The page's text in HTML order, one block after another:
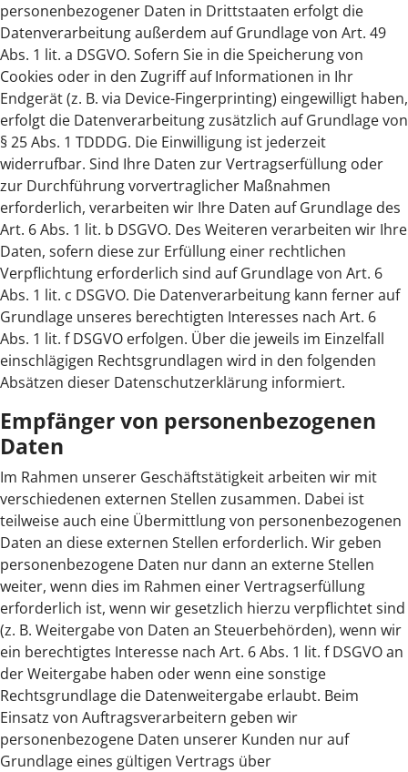
personenbezogener Daten in Drittstaaten erfolgt die
Datenverarbeitung außerdem auf Grundlage von Art. 49
Abs. 1 lit. a DSGVO. Sofern Sie in die Speicherung von
Cookies oder in den Zugriff auf Informationen in Ihr
Endgerät (z. B. via Device-Fingerprinting) eingewilligt haben,
erfolgt die Datenverarbeitung zusätzlich auf Grundlage von
§ 25 Abs. 1 TDDDG. Die Einwilligung ist jederzeit
widerrufbar. Sind Ihre Daten zur Vertragserfüllung oder
zur Durchführung vorvertraglicher Maßnahmen
erforderlich, verarbeiten wir Ihre Daten auf Grundlage des
Art. 6 Abs. 1 lit. b DSGVO. Des Weiteren verarbeiten wir Ihre
Daten, sofern diese zur Erfüllung einer rechtlichen
Verpflichtung erforderlich sind auf Grundlage von Art. 6
Abs. 1 lit. c DSGVO. Die Datenverarbeitung kann ferner auf
Grundlage unseres berechtigten Interesses nach Art. 6
Abs. 1 lit. f DSGVO erfolgen. Über die jeweils im Einzelfall
einschlägigen Rechtsgrundlagen wird in den folgenden
Absätzen dieser Datenschutzerklärung informiert.
Empfänger von personenbezogenen
Daten
Im Rahmen unserer Geschäftstätigkeit arbeiten wir mit
verschiedenen externen Stellen zusammen. Dabei ist
teilweise auch eine Übermittlung von personenbezogenen
Daten an diese externen Stellen erforderlich. Wir geben
personenbezogene Daten nur dann an externe Stellen
weiter, wenn dies im Rahmen einer Vertragserfüllung
erforderlich ist, wenn wir gesetzlich hierzu verpflichtet sind
(z. B. Weitergabe von Daten an Steuerbehörden), wenn wir
ein berechtigtes Interesse nach Art. 6 Abs. 1 lit. f DSGVO an
der Weitergabe haben oder wenn eine sonstige
Rechtsgrundlage die Datenweitergabe erlaubt. Beim
Einsatz von Auftragsverarbeitern geben wir
personenbezogene Daten unserer Kunden nur auf
Grundlage eines gültigen Vertrags über